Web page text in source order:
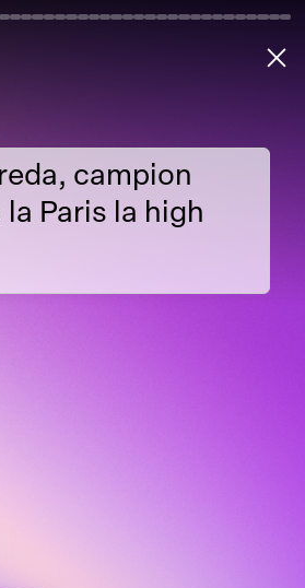
close
campion
Paris la high
campion
la Paris la high